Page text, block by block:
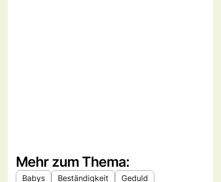
Mehr zum Thema:
Babys Beständigkeit Geduld